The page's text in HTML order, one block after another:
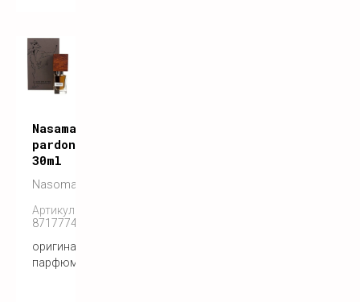
Nasamatto
pardon
30ml
Nasomatto
Артикул:
8717774840061
оригинальный
парфюм